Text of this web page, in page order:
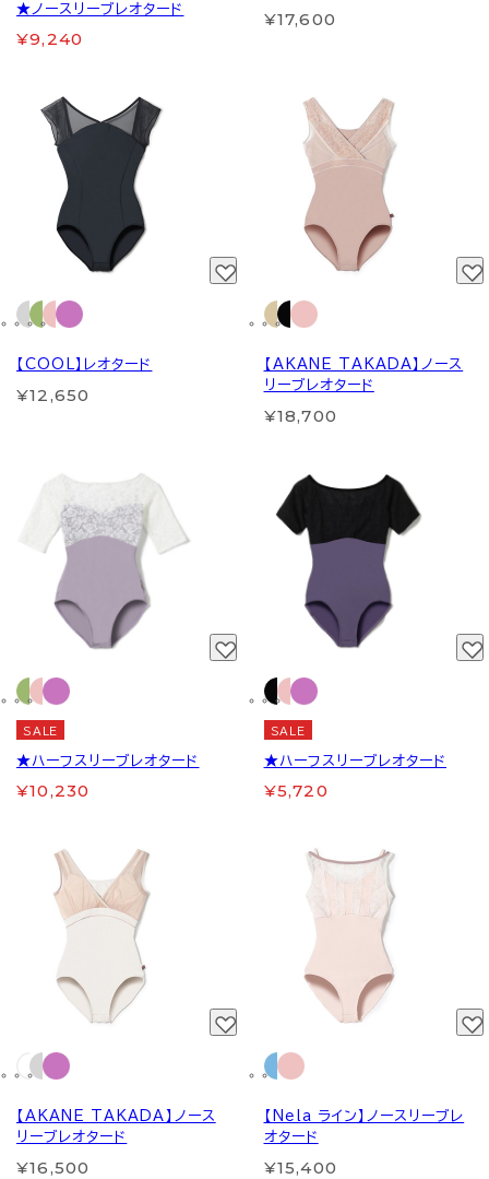
★ノースリーブレオタード
¥9,240
¥17,600
【COOL】レオタード
¥12,650
【AKANE TAKADA】ノース
リーブレオタード
¥18,700
SALE
★ハーフスリーブレオタード
¥10,230
SALE
★ハーフスリーブレオタード
¥5,720
【AKANE TAKADA】ノース
リーブレオタード
¥16,500
【Nela ライン】ノースリーブレ
オタード
¥15,400